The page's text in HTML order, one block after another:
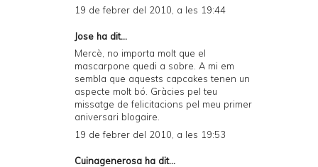
19 de febrer del 2010, a les 19:44
Jose ha dit...
Mercè, no importa molt que el
mascarpone quedi a sobre. A mi em
sembla que aquests capcakes tenen un
aspecte molt bó. Gràcies pel teu
missatge de felicitacions pel meu primer
aniversari blogaire.
19 de febrer del 2010, a les 19:53
Cuinagenerosa ha dit...